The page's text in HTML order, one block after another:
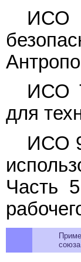
ИСО
ИСО
для
ИСО
Часть